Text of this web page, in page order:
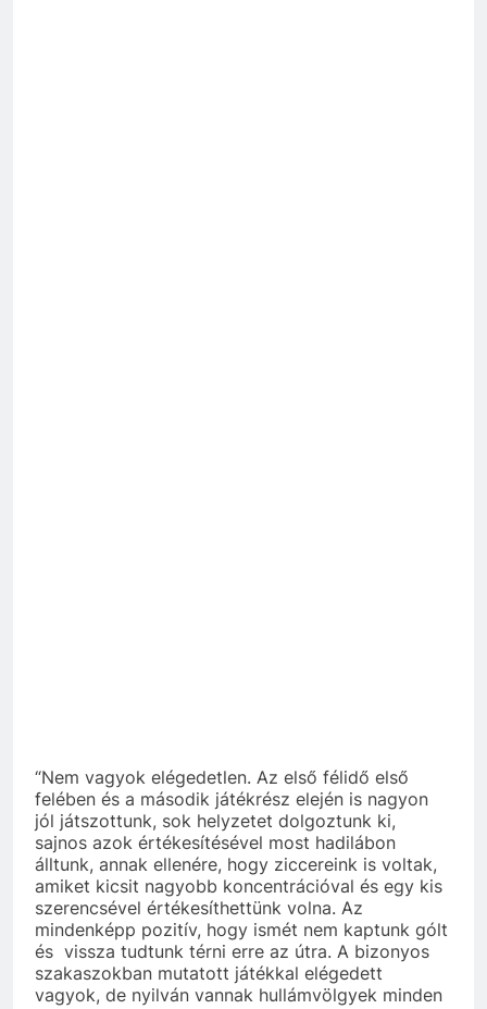
“Nem vagyok elégedetlen. Az első félidő első
felében és a második játékrész elején is nagyon
jól játszottunk, sok helyzetet dolgoztunk ki,
sajnos azok értékesítésével most hadilábon
álltunk, annak ellenére, hogy ziccereink is voltak,
amiket kicsit nagyobb koncentrációval és egy kis
szerencsével értékesíthettünk volna. Az
mindenképp pozitív, hogy ismét nem kaptunk gólt
és vissza tudtunk térni erre az útra. A bizonyos
szakaszokban mutatott játékkal elégedett
vagyok, de nyilván vannak hullámvölgyek minden